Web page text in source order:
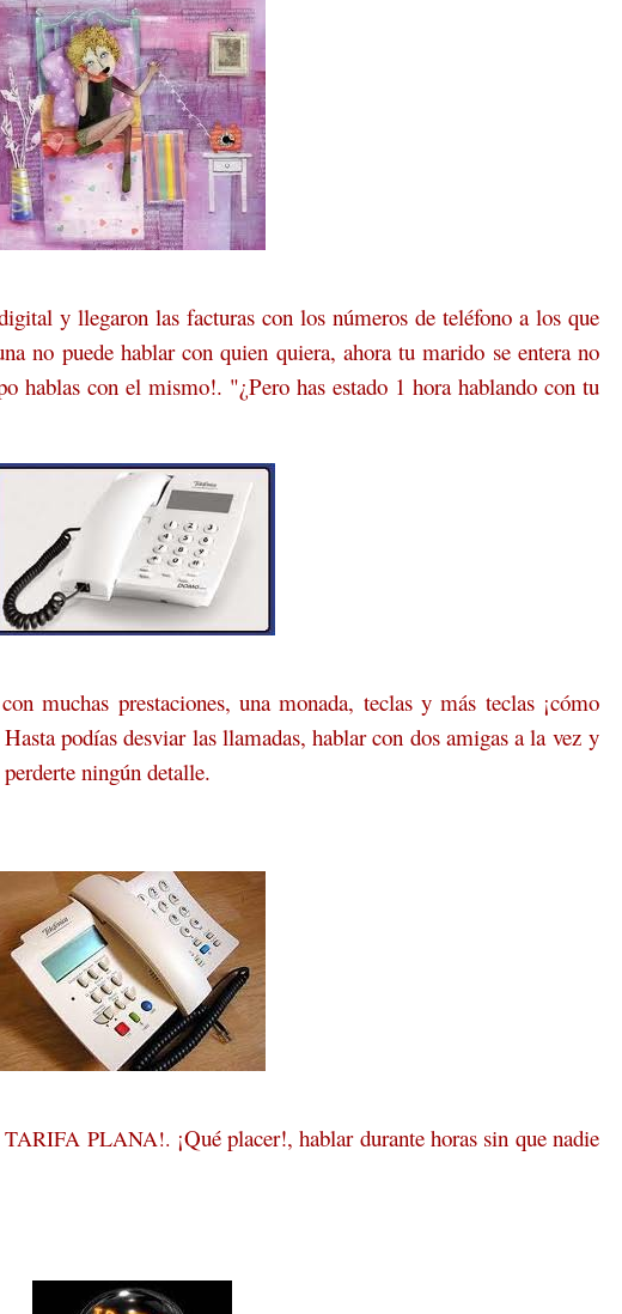
y llegaron las facturas con los números de teléfono a los que
no puede hablar con quien quiera, ahora tu marido se entera no
hablas con el mismo!. "¿Pero has estado 1 hora hablando con tu
muchas prestaciones, una monada, teclas y más teclas ¡cómo
podías desviar las llamadas, hablar con dos amigas a la vez y
ningún detalle.
TARIFA PLANA!. ¡Qué placer!, hablar durante horas sin que nadie